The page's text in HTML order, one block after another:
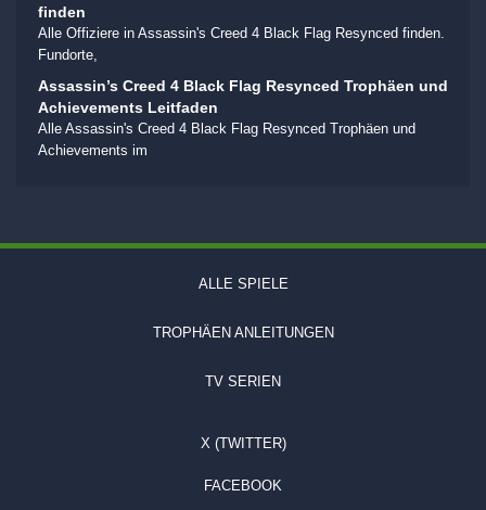
finden
Alle Offiziere in Assassin's Creed 4 Black Flag Resynced finden.
Fundorte,
Assassin’s Creed 4 Black Flag Resynced Trophäen und
Achievements Leitfaden
Alle Assassin's Creed 4 Black Flag Resynced Trophäen und
Achievements im
ALLE SPIELE
TROPHÄEN ANLEITUNGEN
TV SERIEN
X (TWITTER)
FACEBOOK